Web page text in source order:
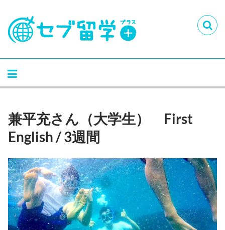
兼平充さん（大学生） First
English / 3週間